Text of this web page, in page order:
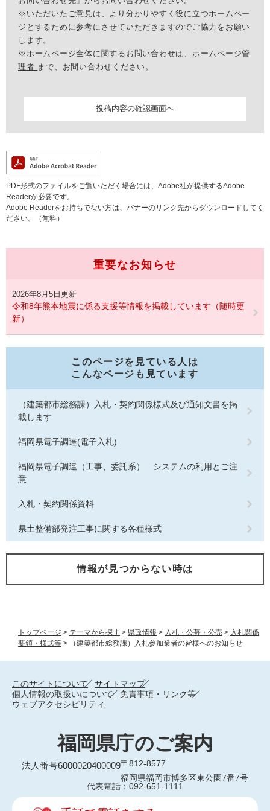
トップページ > テーマから探す > 県政情報 > 入札・公募・公売 > 入札関係
要領・様式等 > （建築都市総務課）入札参加業者の皆様へのお知らせ
※いただいたご意見は、より分かりやすく役に立つホームペー
ジとするために参考にさせていただきますのでご協力をお願い
します。
※ホームページ全体に関するお問い合わせは、 ホームページ管
理者 まで、お問い合わせください。
PDF形式のファイルをご覧いただく場合には、Adobe社が提供するAdobe
Readerが必要です。
Adobe Readerをお持ちでない方は、バナーのリンク先からダウンロードしてく
ださい。（無料）
重要なお知らせ
2026年8月5日更新
令和8年熊本地震に係る支援等情報を掲載しています（随時更
新）
このページを見ている人は
こんなページも見ています
（建築都市総務課）入札・契約関係様式及び通知文書を掲
載します
福岡県電子調達(電子入札)
福岡県電子調達（工事、委託系） システムの利用とご注
意
入札・契約関係資料
県土整備部発注工事に関する各種様式
情報が見つからない時は
このサイトについて
サイトマップ
個人情報の取扱いについて
免責事項・リンク等
ウェブアクセシビリティ
福岡県庁のご案内
法人番号6000020400009〒812-8577
福岡県福岡市博多区東公園7番7号
代表電話：092-651-1111